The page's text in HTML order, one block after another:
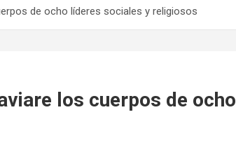
de ocho líderes sociales y religiosos
los cuerpos de ocho